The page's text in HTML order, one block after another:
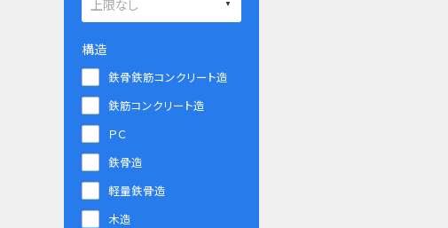
構造
鉄骨鉄筋コンクリート造
鉄筋コンクリート造
ＰＣ
鉄骨造
軽量鉄骨造
木造